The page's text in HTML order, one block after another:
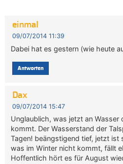
einmal
09/07/2014 11:39
Dabei hat es gestern (wie heute
Antworten
Dax
09/07/2014 15:47
Unglaublich, was jetzt an Wasser
kommt. Der Wasserstand der
Tagen! beängstigend tief, jetzt ist
was im Winter nicht kommt, fällt
Hoffentlich hört es für August